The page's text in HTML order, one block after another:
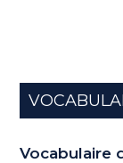
Vocabulaire